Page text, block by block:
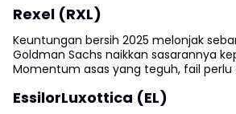
Rexel (RXL)
Keuntungan bersih 2025 melonjak
Goldman Sachs naikkan sasarannya
Momentum asas yang teguh, fail
EssilorLuxottica (EL)